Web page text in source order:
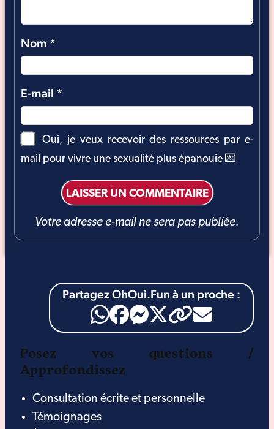
Votre adresse e-mail ne sera pas publiée.
Oui, je veux recevoir des ressources par e-
mail pour vivre une sexualité plus épanouie 💌
Nom *
E-mail *
Partagez OhOui.Fun à un proche :
Posez vos questions /
Approfondissez
Consultation écrite et personnelle
Témoignages